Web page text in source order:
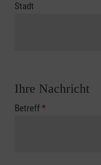
Stadt
Ihre Nachricht
Betreff*